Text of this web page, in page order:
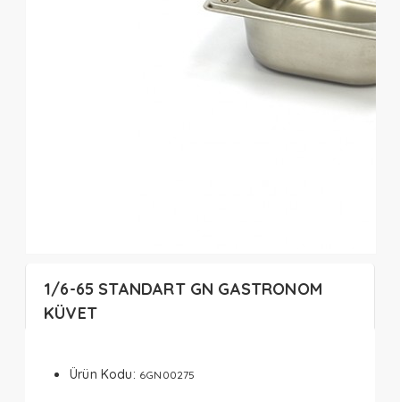
1/6-65 STANDART GN GASTRONOM
KÜVET
Ürün Kodu: 6GN00275